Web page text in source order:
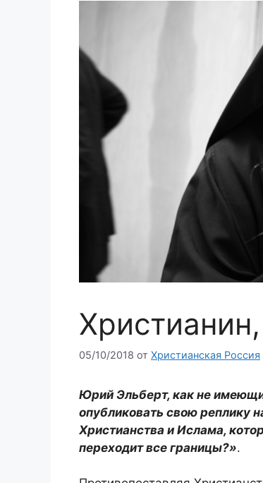
05/10/2018 от Христианская Россия
Юрий Эльберт, как не
опубликовать свою реплику
Христианства и Ислама,
переходит все границы?».